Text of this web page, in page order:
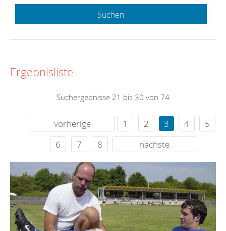
Suchen
Ergebnisliste
Suchergebnisse 21 bis 30 von 74
vorherige 1 2 3 4
5
6
7 8 nächste